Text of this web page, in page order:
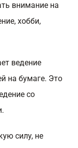
внимание на
хобби,
ведение
на бумаге. Это
со
силу, не